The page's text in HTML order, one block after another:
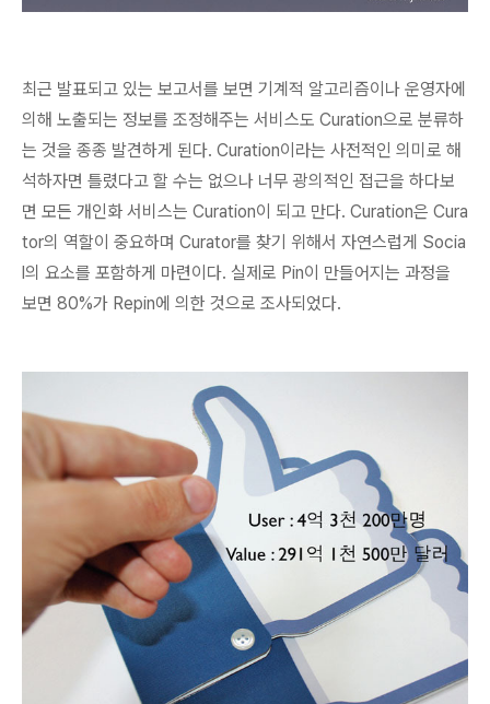
최근 발표되고 있는 보고서를 보면 기계적 알고리즘이나 운영자에
의해 노출되는 정보를 조정해주는 서비스도 Curation으로 분류하
는 것을 종종 발견하게 된다. Curation이라는 사전적인 의미로 해
석하자면 틀렸다고 할 수는 없으나 너무 광의적인 접근을 하다보
면 모든 개인화 서비스는 Curation이 되고 만다. Curation은 Cura
tor의 역할이 중요하며 Curator를 찾기 위해서 자연스럽게 Socia
l의 요소를 포함하게 마련이다. 실제로 Pin이 만들어지는 과정을
보면 80%가 Repin에 의한 것으로 조사되었다.